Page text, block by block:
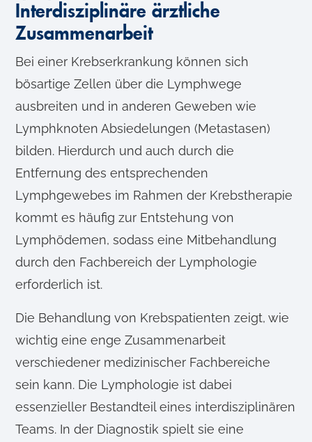
Interdisziplinäre ärztliche
Zusammenarbeit
Bei einer Krebserkrankung können sich
bösartige Zellen über die Lymphwege
ausbreiten und in anderen Geweben wie
Lymphknoten Absiedelungen (Metastasen)
bilden. Hierdurch und auch durch die
Entfernung des entsprechenden
Lymphgewebes im Rahmen der Krebstherapie
kommt es häufig zur Entstehung von
Lymphödemen, sodass eine Mitbehandlung
durch den Fachbereich der Lymphologie
erforderlich ist.
Die Behandlung von Krebspatienten zeigt, wie
wichtig eine enge Zusammenarbeit
verschiedener medizinischer Fachbereiche
sein kann. Die Lymphologie ist dabei
essenzieller Bestandteil eines interdisziplinären
Teams. In der Diagnostik spielt sie eine